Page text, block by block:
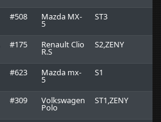
#508 Mazda MX-
5
ST3
#175 Renault Clio
R.S
S2,ZENY
#623 Mazda mx-
5
S1
#309 Volkswagen
Polo
ST1,ZENY